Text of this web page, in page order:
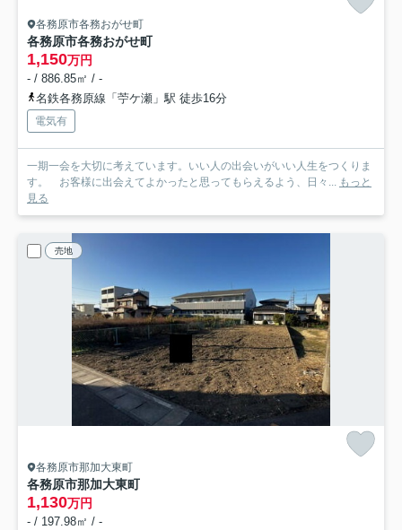
各務原市各務おがせ町
各務原市各務おがせ町
1,150万円
- / 886.85㎡ / -
名鉄各務原線「苧ケ瀬」駅 徒歩16分
電気有
一期一会を大切に考えています。いい人の出会いがいい人生をつくりま
す。 お客様に出会えてよかったと思ってもらえるよう、日々... もっと
見る
売地
各務原市那加大東町
各務原市那加大東町
1,130万円
- / 197.98㎡ / -